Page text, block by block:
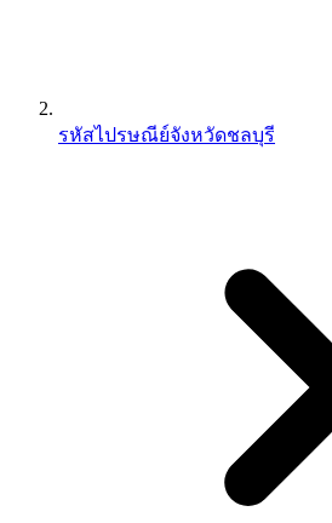
รหัสไปรษณีย์จังหวัดชลบุรี